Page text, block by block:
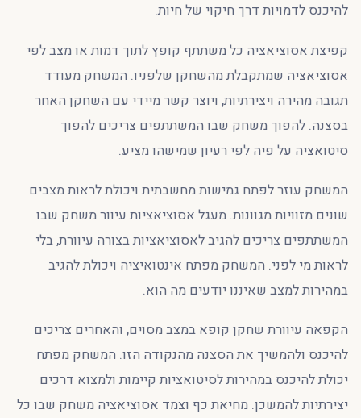
להיכנס לדמויות דרך חיקוי של חיות.
קפיצת אסוציאציה כל משתתף קופץ לתוך דמות או מצב לפי
אסוציאציה שמתקבלת מהשחקן שלפניו. המשחק מעודד
תגובה מהירה ויצירתיות, ויוצר קשר מיידי עם השחקן האחר
בסצנה. להפוך משחק שבו המשתתפים צריכים להפוך
סיטואציה על פיה לפי רעיון שמישהו מציע.
המשחק עוזר לפתח גמישות מחשבתית ויכולת לראות מצבים
שונים מזוויות מגוונות. מעגל אסוציאציות עיוור משחק שבו
המשתתפים צריכים להגיב לאסוציאציות בצורה עיוורת, בלי
לראות מי לפני. המשחק מפתח אינטואיציה ויכולת להגיב
במהירות למצב שאיננו יודעים מה הוא.
הקפאה עיוורת שחקן קופא במצב מסוים, והאחרים צריכים
להיכנס ולהמשיך את הסצנה מהנקודה הזו. המשחק מפתח
יכולת להיכנס במהירות לסיטואציות קיימות ולמצוא דרכים
יצירתיות להמשכן. מחיאת כף וצמד אסוציאציה משחק שבו כל